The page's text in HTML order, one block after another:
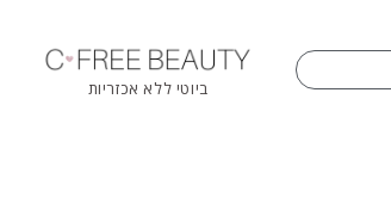
ביוטי ללא אכזריות